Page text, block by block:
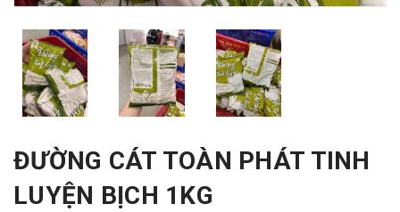
ĐƯỜNG CÁT TOÀN PHÁT TINH
LUYỆN BỊCH 1KG